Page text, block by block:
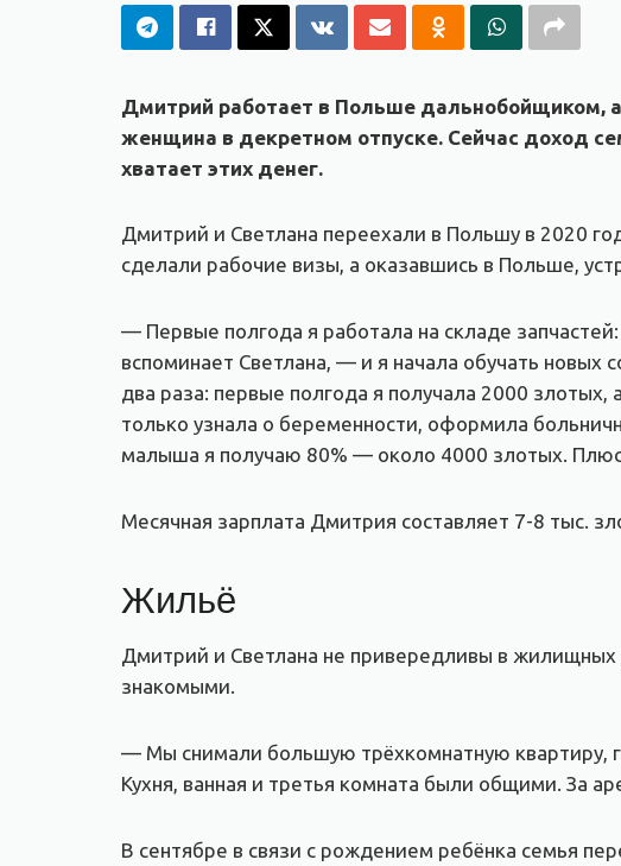
Дмитрий работает в Польше дальнобойщиком, а
женщина в декретном отпуске. Сейчас доход
хватает этих денег.
Дмитрий и Светлана переехали в Польшу в 2020
сделали рабочие визы, а оказавшись в Польше,
— Первые полгода я работала на складе
вспоминает Светлана, — и я начала обучать
два раза: первые полгода я получала 2000
только узнала о беременности, оформила
малыша я получаю 80% — около 4000 злотых.
Месячная зарплата Дмитрия составляет 7-8 тыс.
Жильё
Дмитрий и Светлана не привередливы в жилищных
знакомыми.
— Мы снимали большую трёхкомнатную квартиру,
Кухня, ванная и третья комната были общими. За
В сентябре в связи с рождением ребёнка семья